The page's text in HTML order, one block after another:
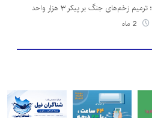
از سنگر دفاع تا میدان سازندگی؛ ترمیم زخم‌های جنگ بر پیکر ۳ هزار واحد